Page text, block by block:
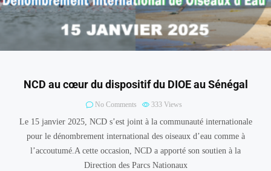
NCD au cœur du dispositif du DIOE au Sénégal
No Comments 333 Views
Le 15 janvier 2025, NCD s’est joint à la communauté internationale
pour le dénombrement international des oiseaux d’eau comme à
l’accoutumé.A cette occasion, NCD a apporté son soutien à la
Direction des Parcs Nationaux